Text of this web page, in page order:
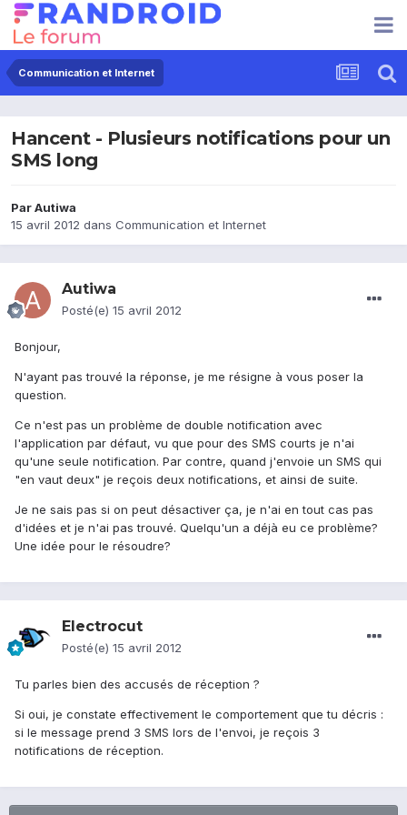
Communication et Internet
Hancent - Plusieurs notifications pour un
SMS long
ParAutiwa
15 avril 2012 dans Communication et Internet
Autiwa
Posté(e) 15 avril 2012
Bonjour,
N'ayant pas trouvé la réponse, je me résigne à vous poser la
question.
Ce n'est pas un problème de double notification avec
l'application par défaut, vu que pour des SMS courts je n'ai
qu'une seule notification. Par contre, quand j'envoie un SMS qui
"en vaut deux" je reçois deux notifications, et ainsi de suite.
Je ne sais pas si on peut désactiver ça, je n'ai en tout cas pas
d'idées et je n'ai pas trouvé. Quelqu'un a déjà eu ce problème?
Une idée pour le résoudre?
Electrocut
Posté(e) 15 avril 2012
Tu parles bien des accusés de réception ?
Si oui, je constate effectivement le comportement que tu décris :
si le message prend 3 SMS lors de l'envoi, je reçois 3
notifications de réception.